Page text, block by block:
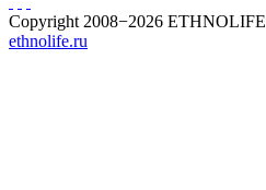
Copyright 2008−2026 ETHNOLIFE
ethnolife.ru